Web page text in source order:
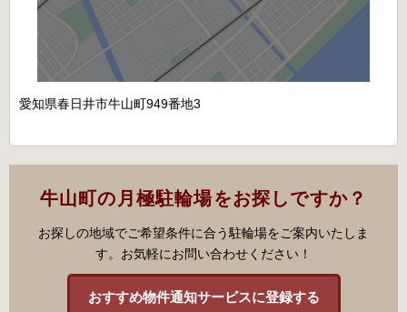
愛知県春日井市牛山町949番地3
牛山町の月極駐輪場をお探しですか？
お探しの地域でご希望条件に合う駐輪場をご案内いたしま
す。お気軽にお問い合わせください！
おすすめ物件通知サービスに登録する